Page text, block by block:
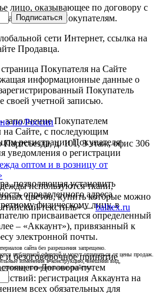
лицо, оказывающее по договору с
Заказов Покупателям.
сети Интернет, ссылка на
Продавца.
Покупателя на Сайте
информационные данные о
Покупатель
своей учетной записью.
заполнение Покупателем
на Сайте, с последующим
регистрации Покупателя
уведомления о регистрации
позволяющая установить
определенного адреса
физическому лицу, в
присваивается определенный
– «Аккаунт»), привязанный к
электронной почты.
и безоговорочное принятие
Договора путем
регистрация Аккаунта на
всех обязательных для
по России
д. 101, 3 этаж, офис 306
оптом и в розницу от
используются ткани,
цветов, купить которые можно
текстиль» —balttex.ru
сайта без разрешения запрещено.
публичной офертой и могут отличаться от цены продаж.
изменения в конструкцию, внешний вид,
потребительские свойства.